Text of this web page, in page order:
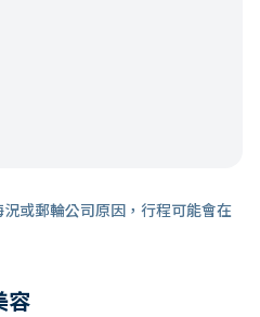
或郵輪公司原因，行程可能會在
容